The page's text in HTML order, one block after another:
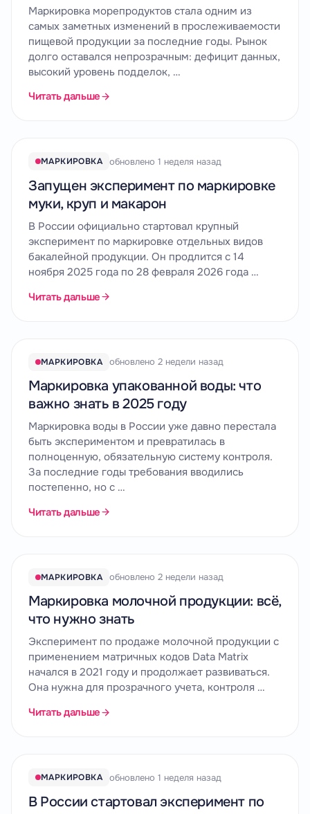
Маркировка морепродуктов стала одним из
самых заметных изменений в прослеживаемости
пищевой продукции за последние годы. Рынок
долго оставался непрозрачным: дефицит данных,
высокий уровень подделок, …
Читать дальше
МАРКИРОВКА обновлено 1 неделя назад
Запущен эксперимент по маркировке
муки, круп и макарон
В России официально стартовал крупный
эксперимент по маркировке отдельных видов
бакалейной продукции. Он продлится с 14
ноября 2025 года по 28 февраля 2026 года …
Читать дальше
МАРКИРОВКА обновлено 2 недели назад
Маркировка упакованной воды: что
важно знать в 2025 году
Маркировка воды в России уже давно перестала
быть экспериментом и превратилась в
полноценную, обязательную систему контроля.
За последние годы требования вводились
постепенно, но с …
Читать дальше
МАРКИРОВКА обновлено 2 недели назад
Маркировка молочной продукции: всё,
что нужно знать
Эксперимент по продаже молочной продукции с
применением матричных кодов Data Matrix
начался в 2021 году и продолжает развиваться.
Она нужна для прозрачного учета, контроля …
Читать дальше
МАРКИРОВКА обновлено 1 неделя назад
В России стартовал эксперимент по